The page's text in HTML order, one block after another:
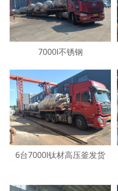
7000l不锈钢
6台7000l钛材高压釜发货